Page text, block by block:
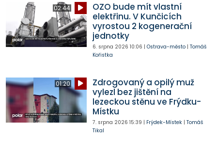
02:44
OZO bude mít vlastní
elektřinu. V Kunčicích
vyrostou 2 kogenerační
jednotky
6. srpna 2026 10:06 | Ostrava-město| Tomáš
Kořistka
01:20
Zdrogovaný a opilý muž
vylezl bez jištění na
lezeckou stěnu ve Frýdku-
Místku
7. srpna 2026 15:39 | Frýdek-Místek| Tomáš
Tikal